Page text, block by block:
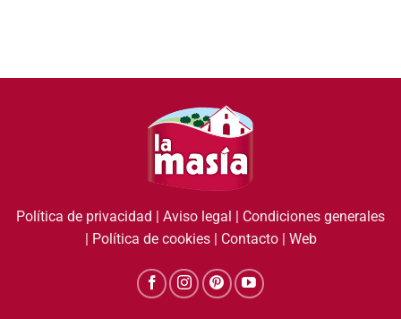
Política de privacidad | Aviso legal | Condiciones generales
| Política de cookies| Contacto| Web